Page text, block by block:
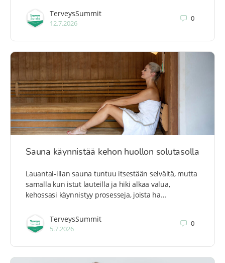
TerveysSummit
12.7.2026
0
Sauna käynnistää kehon huollon solutasolla
Lauantai-illan sauna tuntuu itsestään selvältä, mutta
samalla kun istut lauteilla ja hiki alkaa valua,
kehossasi käynnistyy prosesseja, joista ha…
TerveysSummit
5.7.2026
0